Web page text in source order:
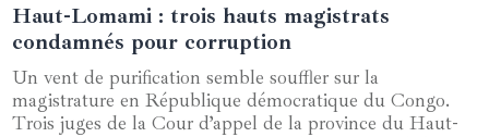
09 octobre 2024
Haut-Lomami : trois hauts magistrats
condamnés pour corruption
Un vent de purification semble souffler sur la
magistrature en République démocratique du Congo.
Trois juges de la Cour d’appel de la province du Haut-